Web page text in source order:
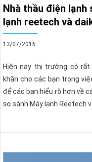
Nhà thầu điện lạnh
lạnh reetech và
13/07/2016
Hiện nay thị trường có rất
khăn cho các bạn trong
để các bạn hiểu rõ hơn về
so sánh Máy lạnh Reetech